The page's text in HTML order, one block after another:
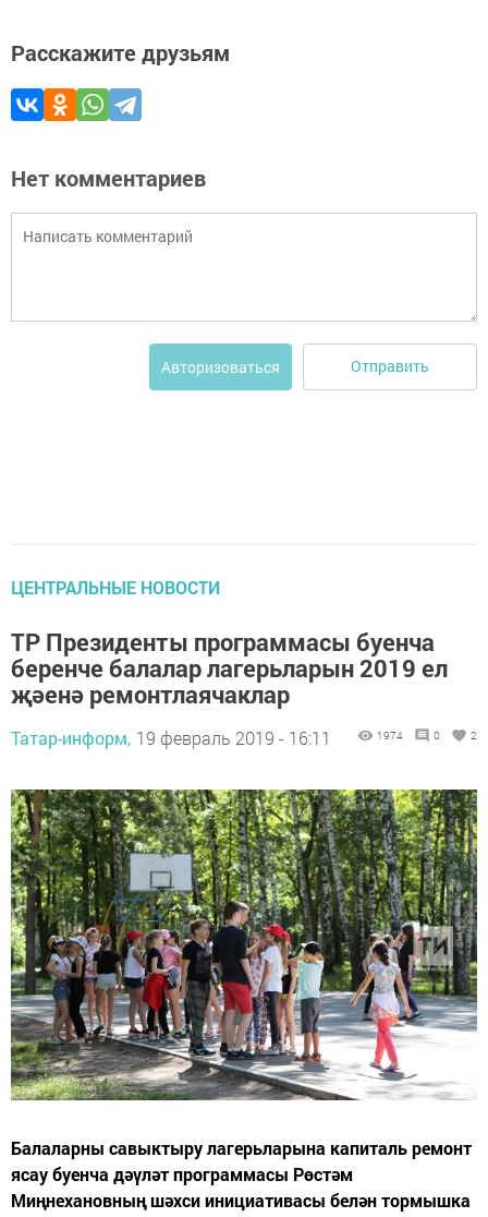
Расскажите друзьям
Нет комментариев
Авторизоваться Отправить
ЦЕНТРАЛЬНЫЕ НОВОСТИ
ТР Президенты программасы буенча
беренче балалар лагерьларын 2019 ел
җәенә ремонтлаячаклар
Татар-информ, 19 февраль 2019 - 16:11 1974 0 2
Балаларны савыктыру лагерьларына капиталь ремонт
ясау буенча дәүләт программасы Рөстәм
Миңнехановның шәхси инициативасы белән тормышка